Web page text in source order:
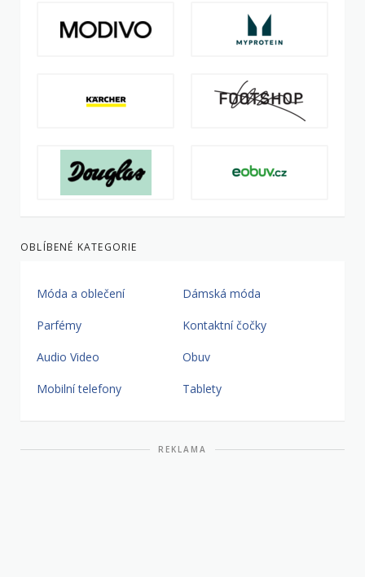
OBLÍBENÉ KATEGORIE
Móda a oblečení Dámská móda
Parfémy Kontaktní čočky
Audio Video Obuv
Mobilní telefony Tablety
REKLAMA